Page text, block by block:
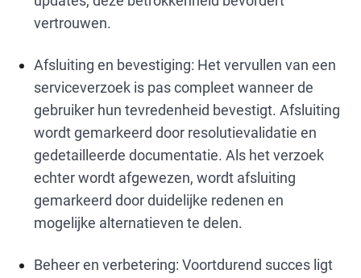
vertrouwen.
Afsluiting en bevestiging: Het vervullen van een
serviceverzoek is pas compleet wanneer de
gebruiker hun tevredenheid bevestigt. Afsluiting
wordt gemarkeerd door resolutievalidatie en
gedetailleerde documentatie. Als het verzoek
echter wordt afgewezen, wordt afsluiting
gemarkeerd door duidelijke redenen en
mogelijke alternatieven te delen.
Beheer en verbetering: Voortdurend succes ligt